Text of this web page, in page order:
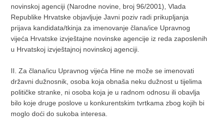
novinskoj agenciji (Narodne novine, broj 96/2001), Vlada
Republike Hrvatske objavljuje Javni poziv radi prikupljanja
prijava kandidata/tkinja za imenovanje člana/ice Upravnog
vijeća Hrvatske izvještajne novinske agencije iz reda zaposlenih
u Hrvatskoj izvještajnoj novinskoj agenciji.
II. Za člana/icu Upravnog vijeća Hine ne može se imenovati
državni dužnosnik, osoba koja obnaša neku dužnost u tijelima
političke stranke, ni osoba koja je u radnom odnosu ili obavlja
bilo koje druge poslove u konkurentskim tvrtkama zbog kojih bi
moglo doći do sukoba interesa.